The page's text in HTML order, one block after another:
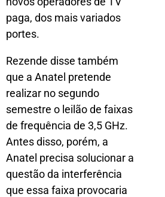
paga, dos mais variados
portes.
Rezende disse também
que a Anatel pretende
realizar no segundo
semestre o leilão de faixas
de frequência de 3,5 GHz.
Antes disso, porém, a
Anatel precisa solucionar a
questão da interferência
que essa faixa provocaria